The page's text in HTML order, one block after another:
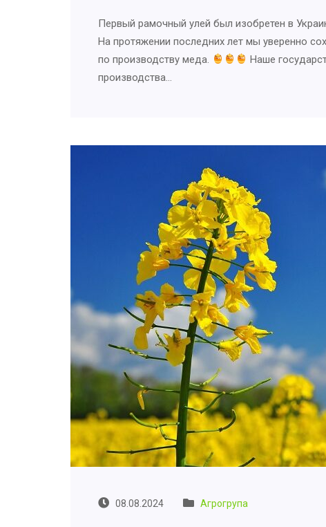
Первый рамочный улей был изобретен в
На протяжении последних лет мы уверенно
по производству меда.
Наше
производства…
08.08.2024 Агрогрупа